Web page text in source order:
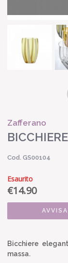
Zafferano
Cod. GS00104
Esaurito
€14.90
Bicchiere
massa.